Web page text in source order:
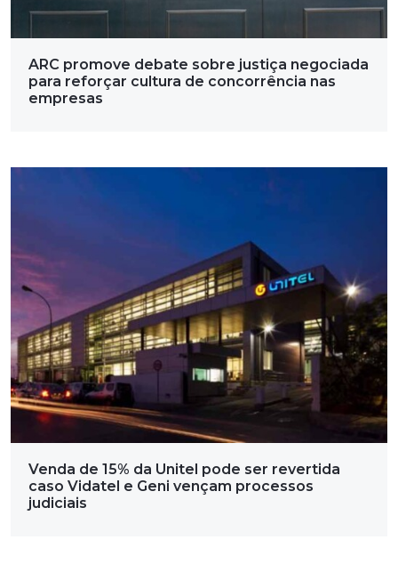
ARC promove debate sobre justiça negociada
para reforçar cultura de concorrência nas
empresas
Venda de 15% da Unitel pode ser revertida
caso Vidatel e Geni vençam processos
judiciais